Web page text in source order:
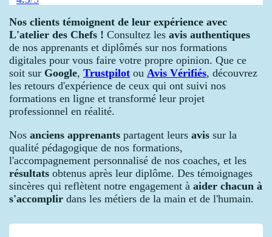
Nos clients témoignent de leur expérience avec
L'atelier des Chefs ! Consultez les avis authentiques
de nos apprenants et diplômés sur nos formations
digitales pour vous faire votre propre opinion. Que ce
soit sur Google, Trustpilot ou Avis Vérifiés, découvrez
les retours d'expérience de ceux qui ont suivi nos
formations en ligne et transformé leur projet
professionnel en réalité.
Nos anciens apprenants partagent leurs avis sur la
qualité pédagogique de nos formations,
l'accompagnement personnalisé de nos coaches, et les
résultats obtenus après leur diplôme. Des témoignages
sincères qui reflètent notre engagement à aider chacun à
s'accomplir dans les métiers de la main et de l'humain.